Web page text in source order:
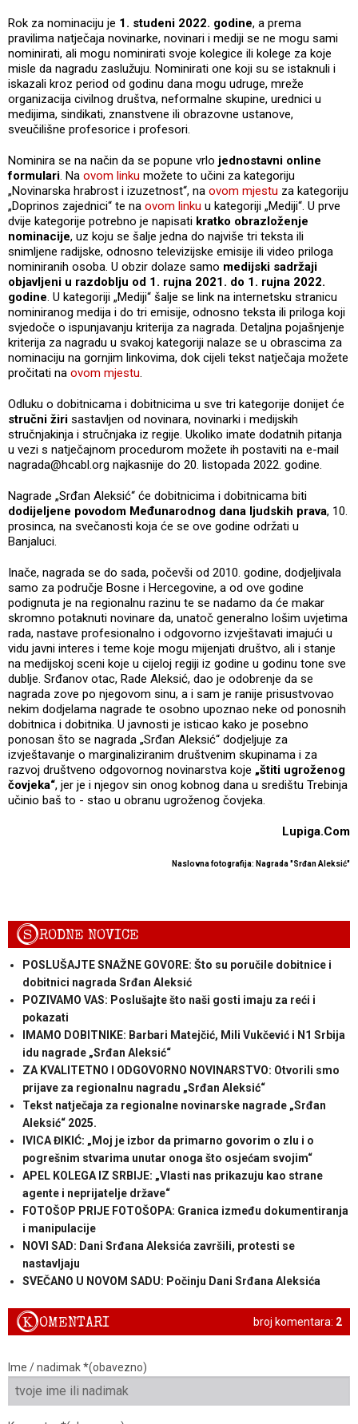
Rok za nominaciju je 1. studeni 2022. godine, a prema
pravilima natječaja novinarke, novinari i mediji se ne mogu sami
nominirati, ali mogu nominirati svoje kolegice ili kolege za koje
misle da nagradu zaslužuju. Nominirati one koji su se istaknuli i
iskazali kroz period od godinu dana mogu udruge, mreže
organizacija civilnog društva, neformalne skupine, urednici u
medijima, sindikati, znanstvene ili obrazovne ustanove,
sveučilišne profesorice i profesori.
Nominira se na način da se popune vrlo jednostavni online
formulari. Na ovom linku možete to učini za kategoriju
„Novinarska hrabrost i izuzetnost“, na ovom mjestu za kategoriju
„Doprinos zajednici“ te na ovom linku u kategoriji „Mediji“. U prve
dvije kategorije potrebno je napisati kratko obrazloženje
nominacije, uz koju se šalje jedna do najviše tri teksta ili
snimljene radijske, odnosno televizijske emisije ili video priloga
nominiranih osoba. U obzir dolaze samo medijski sadržaji
objavljeni u razdoblju od 1. rujna 2021. do 1. rujna 2022.
godine. U kategoriji „Mediji“ šalje se link na internetsku stranicu
nominiranog medija i do tri emisije, odnosno teksta ili priloga koji
svjedoče o ispunjavanju kriterija za nagrada. Detaljna pojašnjenje
kriterija za nagradu u svakoj kategoriji nalaze se u obrascima za
nominaciju na gornjim linkovima, dok cijeli tekst natječaja možete
pročitati na ovom mjestu.
Odluku o dobitnicama i dobitnicima u sve tri kategorije donijet će
stručni žiri sastavljen od novinara, novinarki i medijskih
stručnjakinja i stručnjaka iz regije. Ukoliko imate dodatnih pitanja
u vezi s natječajnom procedurom možete ih postaviti na e-mail
nagrada@hcabl.org najkasnije do 20. listopada 2022. godine.
Nagrade „Srđan Aleksić“ će dobitnicima i dobitnicama biti
dodijeljene povodom Međunarodnog dana ljudskih prava, 10.
prosinca, na svečanosti koja će se ove godine održati u
Banjaluci.
Inače, nagrada se do sada, počevši od 2010. godine, dodjeljivala
samo za područje Bosne i Hercegovine, a od ove godine
podignuta je na regionalnu razinu te se nadamo da će makar
skromno potaknuti novinare da, unatoč generalno lošim uvjetima
rada, nastave profesionalno i odgovorno izvještavati imajući u
vidu javni interes i teme koje mogu mijenjati društvo, ali i stanje
na medijskoj sceni koje u cijeloj regiji iz godine u godinu tone sve
dublje. Srđanov otac, Rade Aleksić, dao je odobrenje da se
nagrada zove po njegovom sinu, a i sam je ranije prisustvovao
nekim dodjelama nagrade te osobno upoznao neke od ponosnih
dobitnica i dobitnika. U javnosti je isticao kako je posebno
ponosan što se nagrada „Srđan Aleksić“ dodjeljuje za
izvještavanje o marginaliziranim društvenim skupinama i za
razvoj društveno odgovornog novinarstva koje „štiti ugroženog
čovjeka“, jer je i njegov sin onog kobnog dana u središtu Trebinja
učinio baš to - stao u obranu ugroženog čovjeka.
Lupiga.Com
Naslovna fotografija: Nagrada "Srđan Aleksić"
SRODNE NOVICE
POSLUŠAJTE SNAŽNE GOVORE: Što su poručile dobitnice i
dobitnici nagrada Srđan Aleksić
POZIVAMO VAS: Poslušajte što naši gosti imaju za reći i
pokazati
IMAMO DOBITNIKE: Barbari Matejčić, Mili Vukčević i N1 Srbija
idu nagrade „Srđan Aleksić“
ZA KVALITETNO I ODGOVORNO NOVINARSTVO: Otvorili smo
prijave za regionalnu nagradu „Srđan Aleksić“
Tekst natječaja za regionalne novinarske nagrade „Srđan
Aleksić“ 2025.
IVICA ĐIKIĆ: „Moj je izbor da primarno govorim o zlu i o
pogrešnim stvarima unutar onoga što osjećam svojim“
APEL KOLEGA IZ SRBIJE: „Vlasti nas prikazuju kao strane
agente i neprijatelje države“
FOTOŠOP PRIJE FOTOŠOPA: Granica između dokumentiranja
i manipulacije
NOVI SAD: Dani Srđana Aleksića završili, protesti se
nastavljaju
SVEČANO U NOVOM SADU: Počinju Dani Srđana Aleksića
broj komentara: 2
KOMENTARI
Ime / nadimak *(obavezno)